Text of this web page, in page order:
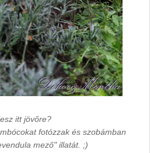
itt jövőre?
fotózzak és szobámban
mező" illatát. ;)